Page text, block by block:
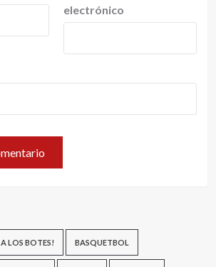
electrónico
A LOS BOTES! BASQUETBOL